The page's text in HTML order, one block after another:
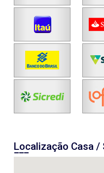
Localização Casa /